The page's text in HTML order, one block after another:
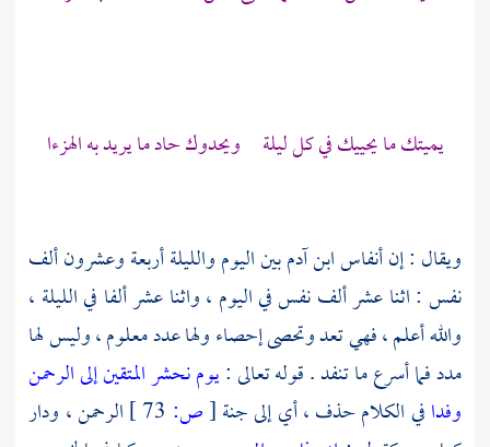
يميتك ما يحييك في كل ليلة ويحدوك حاد ما يريد به الهزءا
ويقال : إن أنفاس ابن آدم بين اليوم والليلة أربعة وعشرون ألف
نفس : اثنا عشر ألف نفس في اليوم ، واثنا عشر ألفا في الليلة ،
والله أعلم ، فهي تعد وتحصى إحصاء ولها عدد معلوم ، وليس لها
مدد فما أسرع ما تنفد . قوله تعالى :يوم نحشر المتقين إلى الرحمن
وفدافي الكلام حذف ، أي إلى جنة[ص:
الرحمن ، ودار